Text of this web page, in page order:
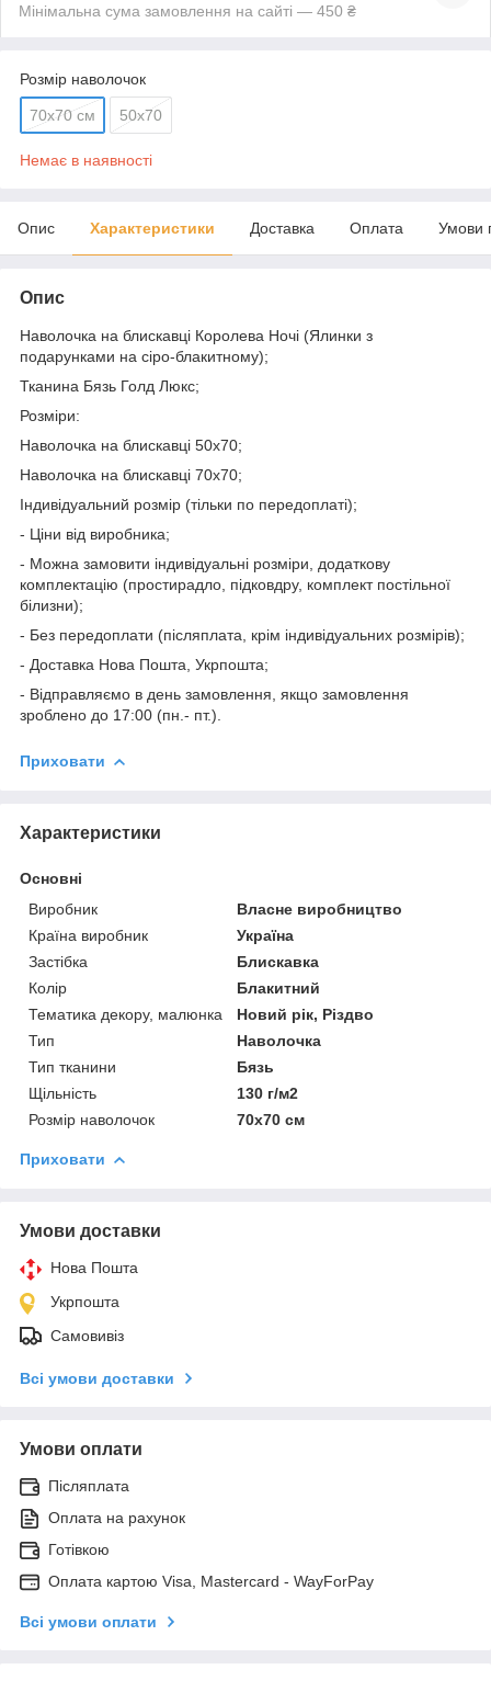
Мінімальна сума замовлення на сайті — 450 ₴
Розмір наволочок
70х70 см 50х70
Немає в наявності
Опис Характеристики Доставка Оплата Умови
Опис
Наволочка на блискавці Королева Ночі (Ялинки з
подарунками на сіро-блакитному);
Тканина Бязь Голд Люкс;
Розміри:
Наволочка на блискавці 50х70;
Наволочка на блискавці 70х70;
Індивідуальний розмір (тільки по передоплаті);
- Ціни від виробника;
- Можна замовити індивідуальні розміри, додаткову
комплектацію (простирадло, підковдру, комплект постільної
білизни);
- Без передоплати (післяплата, крім індивідуальних розмірів);
- Доставка Нова Пошта, Укрпошта;
- Відправляємо в день замовлення, якщо замовлення
зроблено до 17:00 (пн.- пт.).
Приховати
Характеристики
Основні
Виробник
Власне виробництво
Країна виробник
Україна
Застібка
Блискавка
Колір
Блакитний
Тематика декору, малюнка
Новий рік, Різдво
Тип
Наволочка
Тип тканини
Бязь
Щільність
130 г/м2
Розмір наволочок
70х70 см
Приховати
Умови доставки
Нова Пошта
Укрпошта
Самовивіз
Всі умови доставки
Умови оплати
Післяплата
Оплата на рахунок
Готівкою
Оплата картою Visa, Mastercard - WayForPay
Всі умови оплати